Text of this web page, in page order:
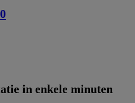
in enkele minuten